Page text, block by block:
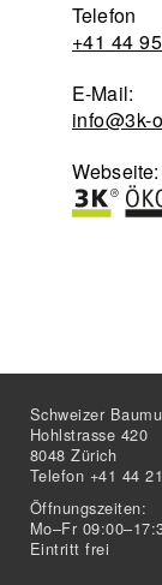
Telefon
+41 44
E-Mail:
info@3k-
Webseite:
Schweizer
Hohlstrasse 420
8048 Zürich
Telefon +41 44
Öffnungszeiten:
Mo–Fr
Eintritt frei